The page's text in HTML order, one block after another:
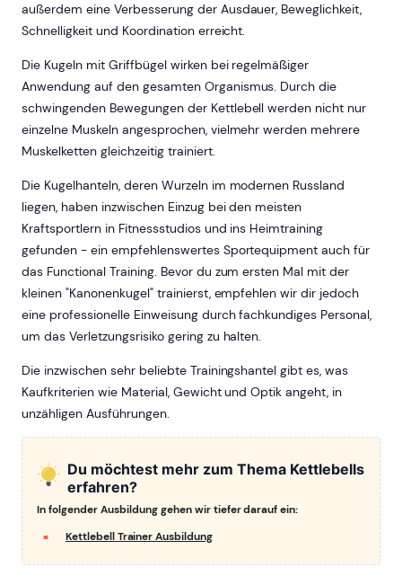
außerdem eine Verbesserung der Ausdauer, Beweglichkeit,
Schnelligkeit und Koordination erreicht.
Die Kugeln mit Griffbügel wirken bei regelmäßiger
Anwendung auf den gesamten Organismus. Durch die
schwingenden Bewegungen der Kettlebell werden nicht nur
einzelne Muskeln angesprochen, vielmehr werden mehrere
Muskelketten gleichzeitig trainiert.
Die Kugelhanteln, deren Wurzeln im modernen Russland
liegen, haben inzwischen Einzug bei den meisten
Kraftsportlern in Fitnessstudios und ins Heimtraining
gefunden - ein empfehlenswertes Sportequipment auch für
das Functional Training. Bevor du zum ersten Mal mit der
kleinen "Kanonenkugel" trainierst, empfehlen wir dir jedoch
eine professionelle Einweisung durch fachkundiges Personal,
um das Verletzungsrisiko gering zu halten.
Die inzwischen sehr beliebte Trainingshantel gibt es, was
Kaufkriterien wie Material, Gewicht und Optik angeht, in
unzähligen Ausführungen.
Du möchtest mehr zum Thema Kettlebells
erfahren?
In folgender Ausbildung gehen wir tiefer darauf ein:
Kettlebell Trainer Ausbildung